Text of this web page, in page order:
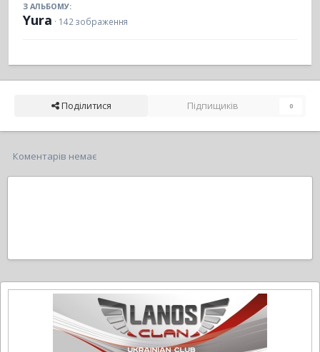
З АЛЬБОМУ:
Yura · 142 зображення
Поділитися Підпищиків 0
Коментарів немає